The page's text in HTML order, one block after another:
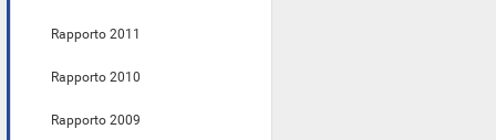
Rapporto 2011
Rapporto 2010
Rapporto 2009